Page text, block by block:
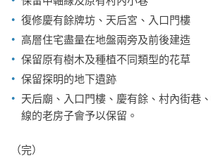
復修慶有餘牌坊、天后宮、入口門樓
高層住宅盡量在地盤兩旁及前後建造
保留原有樹木及種植不同類型的花草
保留探明的地下遺跡
天后廟、入口門樓、慶有餘、村內街巷
線的老房子會予以保留。
（完）